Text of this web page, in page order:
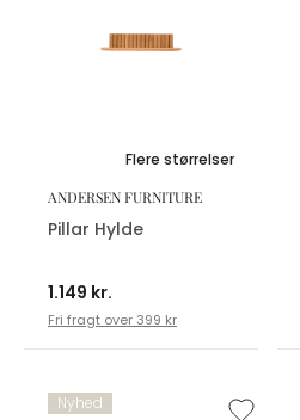
Flere størrelser
ANDERSEN FURNITURE
Pillar Hylde
1.149 kr.
Fri fragt over 399 kr
Nyhed